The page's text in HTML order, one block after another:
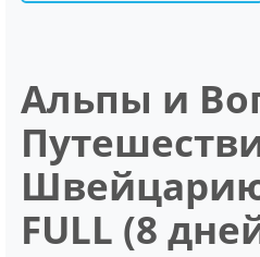
Альпы и
FULL (8